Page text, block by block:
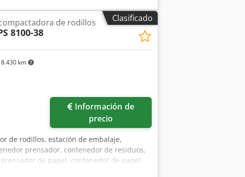
de carga bajo presión constante. Credpfx
compactados se depositan en una bolsa
instalarse directamente en el lugar de
es ideal para la alimentación continua a
Cumple con las normas CE. Requiere un
Clasificado
km
de rodillos
8100-38
precio
de rodillos, estación de embalaje,
prensador, contenedor de residuos,
de papel, contenedor de papel,
de cartón, prensa de balas de papel,